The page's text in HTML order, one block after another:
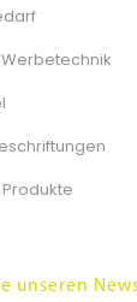
unseren